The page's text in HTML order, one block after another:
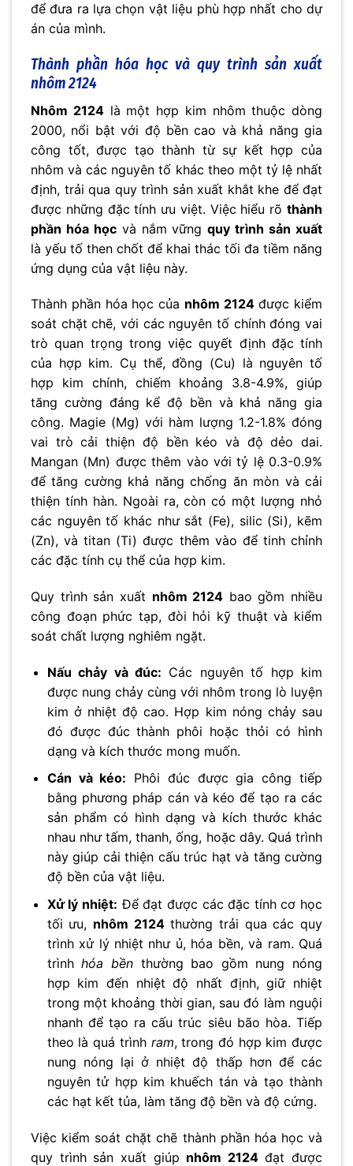
để đưa ra lựa chọn vật liệu phù hợp nhất cho dự
án của mình.
Thành phần hóa học và quy trình sản xuất
nhôm 2124
Nhôm 2124là một hợp kim nhôm thuộc dòng
2000, nổi bật với độ bền cao và khả năng gia
công tốt, được tạo thành từ sự kết hợp của
nhôm và các nguyên tố khác theo một tỷ lệ nhất
định, trải qua quy trình sản xuất khắt khe để đạt
được những đặc tính ưu việt. Việc hiểu rõ thành
phần hóa họcvà nắm vữngquy trình sản xuất
là yếu tố then chốt để khai thác tối đa tiềm năng
ứng dụng của vật liệu này.
Thành phần hóa học của nhôm 2124được kiểm
soát chặt chẽ, với các nguyên tố chính đóng vai
trò quan trọng trong việc quyết định đặc tính
của hợp kim. Cụ thể, đồng (Cu) là nguyên tố
hợp kim chính, chiếm khoảng 3.8-4.9%, giúp
tăng cường đáng kể độ bền và khả năng gia
công. Magie (Mg) với hàm lượng 1.2-1.8% đóng
vai trò cải thiện độ bền kéo và độ dẻo dai.
Mangan (Mn) được thêm vào với tỷ lệ 0.3-0.9%
để tăng cường khả năng chống ăn mòn và cải
thiện tính hàn. Ngoài ra, còn có một lượng nhỏ
các nguyên tố khác như sắt (Fe), silic (Si), kẽm
(Zn), và titan (Ti) được thêm vào để tinh chỉnh
các đặc tính cụ thể của hợp kim.
Quy trình sản xuất nhôm 2124 bao gồm nhiều
công đoạn phức tạp, đòi hỏi kỹ thuật và kiểm
soát chất lượng nghiêm ngặt.
Nấu chảy và đúc: Các nguyên tố hợp kim
được nung chảy cùng với nhôm trong lò luyện
kim ở nhiệt độ cao. Hợp kim nóng chảy sau
đó được đúc thành phôi hoặc thỏi có hình
dạng và kích thước mong muốn.
Cán và kéo: Phôi đúc được gia công tiếp
bằng phương pháp cán và kéo để tạo ra các
sản phẩm có hình dạng và kích thước khác
nhau như tấm, thanh, ống, hoặc dây. Quá trình
này giúp cải thiện cấu trúc hạt và tăng cường
độ bền của vật liệu.
Xử lý nhiệt: Để đạt được các đặc tính cơ học
tối ưu, nhôm 2124thường trải qua các quy
trình xử lý nhiệt như ủ, hóa bền, và ram. Quá
trìnhhóa bền thường bao gồm nung nóng
hợp kim đến nhiệt độ nhất định, giữ nhiệt
trong một khoảng thời gian, sau đó làm nguội
nhanh để tạo ra cấu trúc siêu bão hòa. Tiếp
theo là quá trình ram, trong đó hợp kim được
nung nóng lại ở nhiệt độ thấp hơn để các
nguyên tử hợp kim khuếch tán và tạo thành
các hạt kết tủa, làm tăng độ bền và độ cứng.
Việc kiểm soát chặt chẽ thành phần hóa học và
quy trình sản xuất giúp nhôm 2124đạt được